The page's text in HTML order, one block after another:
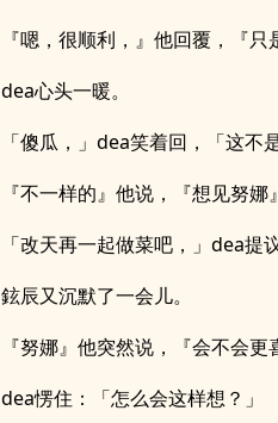
『嗯，很顺利，』他回覆，『只
dea心头一暖。
「傻瓜，」dea笑着回，「这不
『不一样的』他说，『想见努娜』
「改天再一起做菜吧，」dea提
鉉辰又沉默了一会儿。
『努娜』他突然说，『会不会
dea愣住：「怎么会这样想？」